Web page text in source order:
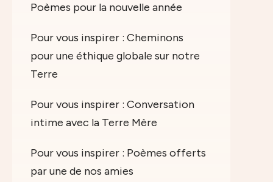
Poèmes pour la nouvelle année
Pour vous inspirer : Cheminons
pour une éthique globale sur notre
Terre
Pour vous inspirer : Conversation
intime avec la Terre Mère
Pour vous inspirer : Poèmes offerts
par une de nos amies